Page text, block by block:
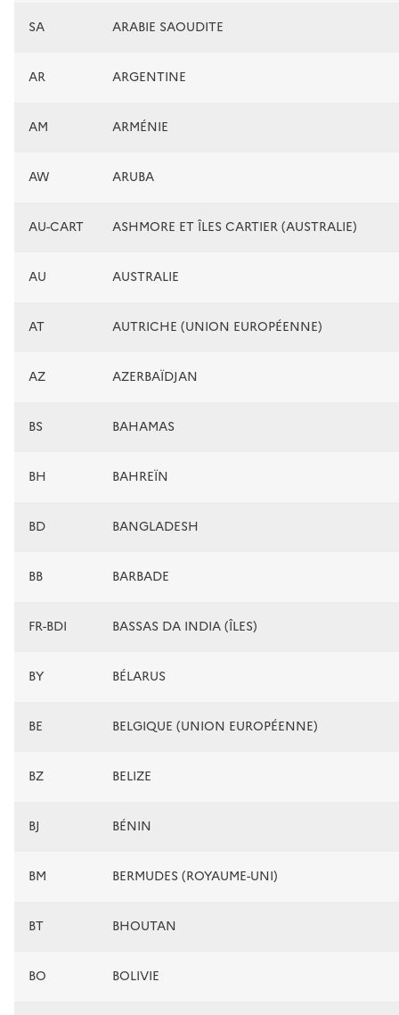
SA ARABIE SAOUDITE
AR ARGENTINE
AM ARMÉNIE
AW ARUBA
AU-CART ASHMORE ET ÎLES CARTIER (AUSTRALIE)
AU AUSTRALIE
AT AUTRICHE (UNION EUROPÉENNE)
AZ AZERBAÏDJAN
BS BAHAMAS
BH BAHREÏN
BD BANGLADESH
BB BARBADE
FR-BDI BASSAS DA INDIA (ÎLES)
BY BÉLARUS
BE BELGIQUE (UNION EUROPÉENNE)
BZ BELIZE
BJ BÉNIN
BM BERMUDES (ROYAUME-UNI)
BT BHOUTAN
BO BOLIVIE